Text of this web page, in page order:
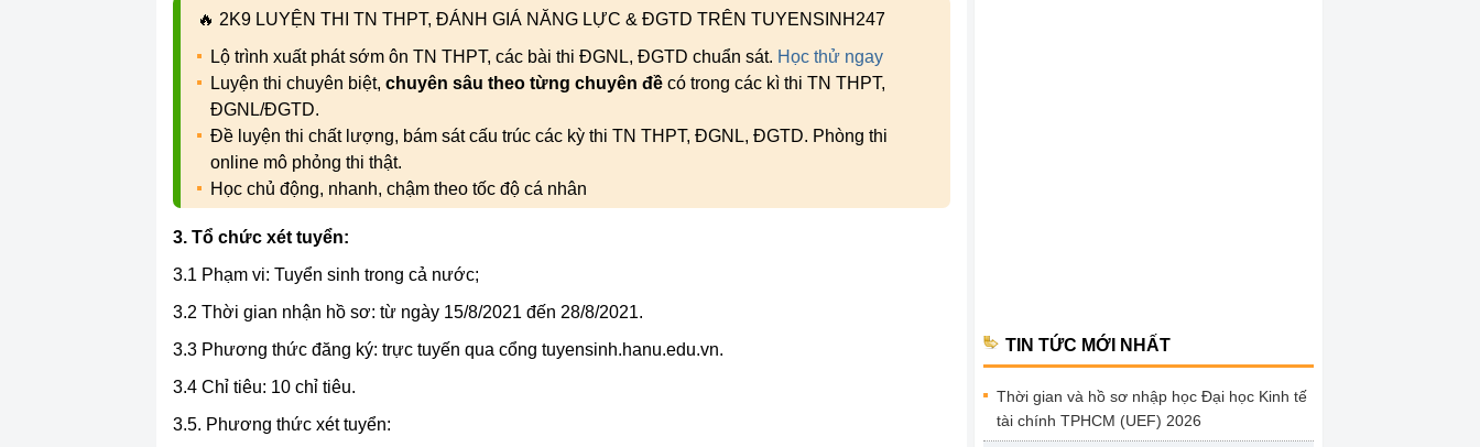
🔥 2K9 LUYỆN THI TN THPT, ĐÁNH GIÁ NĂNG LỰC & ĐGTD TRÊN TUYENSINH247
Lộ trình xuất phát sớm ôn TN THPT, các bài thi ĐGNL, ĐGTD chuẩn sát. Học thử ngay
Luyện thi chuyên biệt, chuyên sâu theo từng chuyên đề có trong các kì thi TN THPT,
ĐGNL/ĐGTD.
Đề luyện thi chất lượng, bám sát cấu trúc các kỳ thi TN THPT, ĐGNL, ĐGTD. Phòng thi
online mô phỏng thi thật.
Học chủ động, nhanh, chậm theo tốc độ cá nhân
3. Tổ chức xét tuyển:
3.1 Phạm vi: Tuyển sinh trong cả nước;
3.2 Thời gian nhận hồ sơ: từ ngày 15/8/2021 đến 28/8/2021.
3.3 Phương thức đăng ký: trực tuyến qua cổng tuyensinh.hanu.edu.vn.
3.4 Chỉ tiêu: 10 chỉ tiêu.
3.5. Phương thức xét tuyển:
TIN TỨC MỚI NHẤT
Thời gian và hồ sơ nhập học Đại học Kinh tế
tài chính TPHCM (UEF) 2026